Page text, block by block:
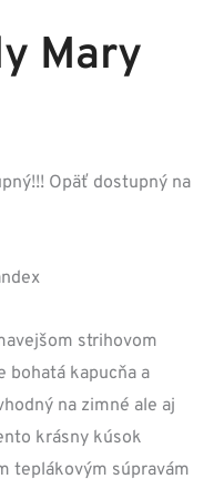
Mary
Opäť dostupný na
strihovom
bohatá kapucňa a
na zimné ale aj
krásny kúsok
teplákovým súpravám